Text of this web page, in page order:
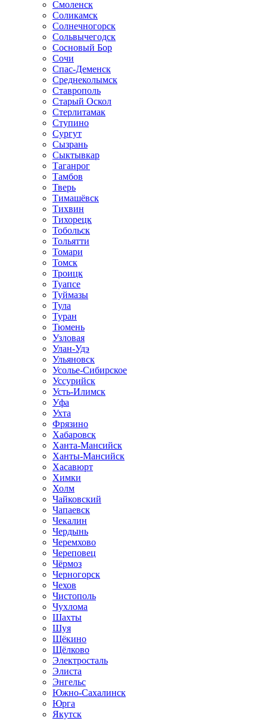
Смоленск
Соликамск
Солнечногорск
Сольвычегодск
Сосновый Бор
Сочи
Спас-Деменск
Среднеколымск
Ставрополь
Старый Оскол
Стерлитамак
Ступино
Сургут
Сызрань
Сыктывкар
Таганрог
Тамбов
Тверь
Тимашёвск
Тихвин
Тихорецк
Тобольск
Тольятти
Томари
Томск
Троицк
Туапсе
Туймазы
Тула
Туран
Тюмень
Узловая
Улан-Удэ
Ульяновск
Усолье-Сибирское
Уссурийск
Усть-Илимск
Уфа
Ухта
Фрязино
Хабаровск
Ханта-Мансийск
Ханты-Мансийск
Хасавюрт
Химки
Холм
Чайковский
Чапаевск
Чекалин
Чердынь
Черемхово
Череповец
Чёрмоз
Черногорск
Чехов
Чистополь
Чухлома
Шахты
Шуя
Щёкино
Щёлково
Электросталь
Элиста
Энгельс
Южно-Сахалинск
Юрга
Якутск